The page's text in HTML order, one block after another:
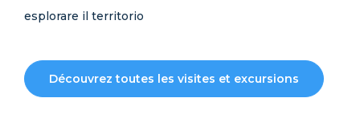
esplorare il territorio
Découvrez toutes les visites et excursions